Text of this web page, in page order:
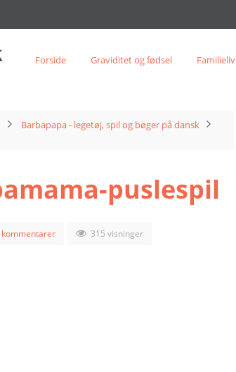
Forside Graviditet og fødsel Familieliv
Barbapapa - legetøj, spil og bøger på dansk
puslespil
kommentarer 315 visninger